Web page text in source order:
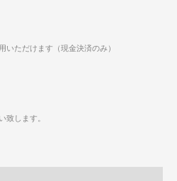
いただけます（現金決済のみ）
致します。